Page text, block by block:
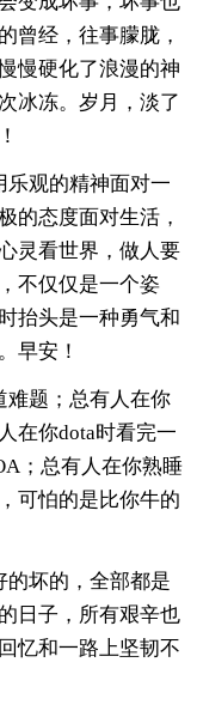
曾经，往事朦胧，
慢硬化了浪漫的神
冰冻。岁月，淡了
乐观的精神面对一
的态度面对生活，
灵看世界，做人要
不仅仅是一个姿
抬头是一种勇气和
早安！
难题；总有人在你
在你dota时看完一
；总有人在你熟睡
可怕的是比你牛的
的坏的，全部都是
日子，所有艰辛也
忆和一路上坚韧不